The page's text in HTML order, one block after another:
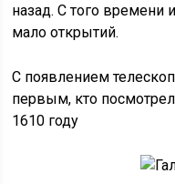
назад. С того времени
мало открытий.
С появлением
первым, кто
1610 году